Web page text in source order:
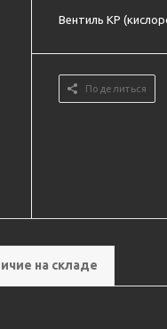
Вентиль КР
Поделиться
на складе